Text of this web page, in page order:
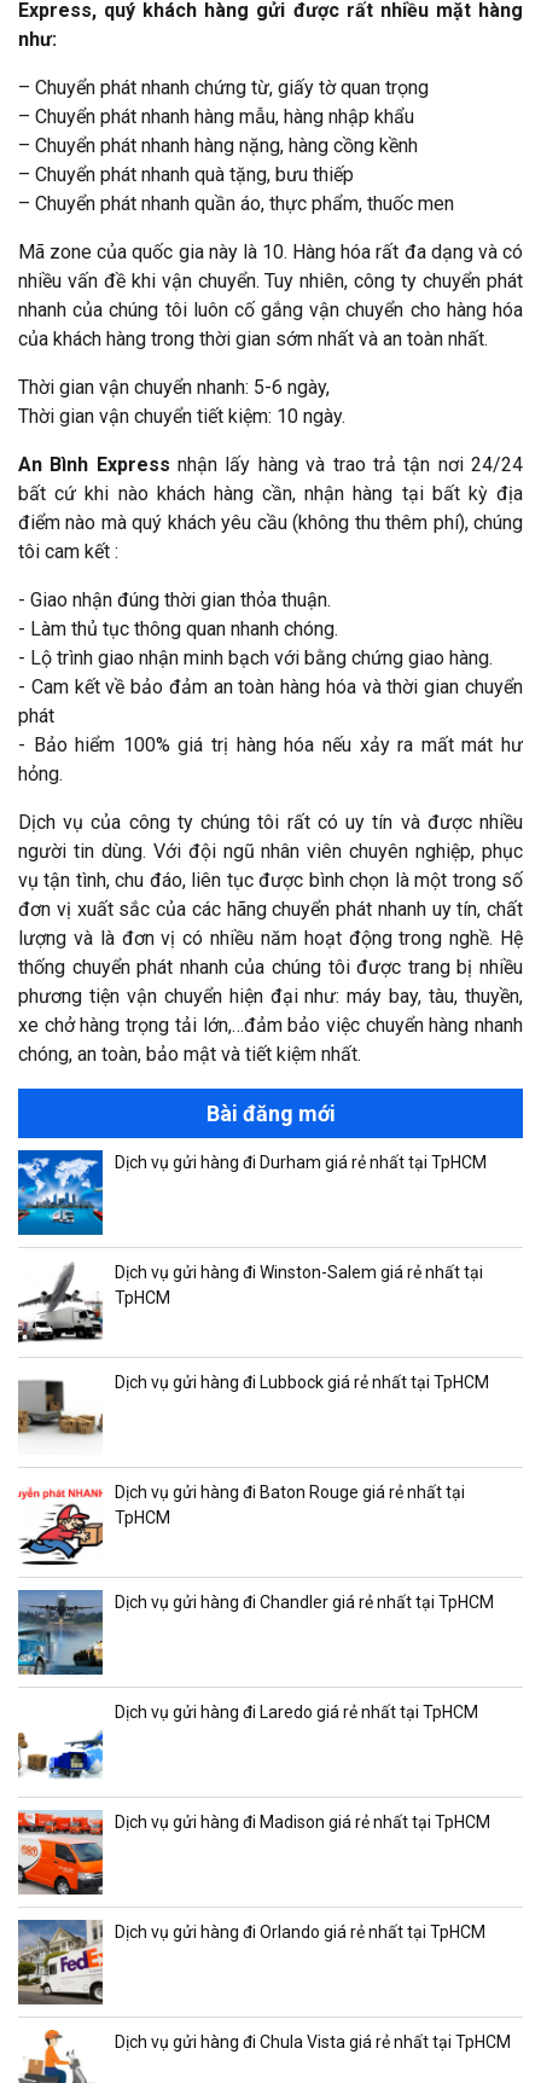
Express, quý khách hàng gửi được rất nhiều mặt hàng
như:
– Chuyển phát nhanh chứng từ, giấy tờ quan trọng
– Chuyển phát nhanh hàng mẫu, hàng nhập khẩu
– Chuyển phát nhanh hàng nặng, hàng cồng kềnh
– Chuyển phát nhanh quà tặng, bưu thiếp
– Chuyển phát nhanh quần áo, thực phẩm, thuốc men
Mã zone của quốc gia này là 10. Hàng hóa rất đa dạng và có
nhiều vấn đề khi vận chuyển. Tuy nhiên, công ty chuyển phát
nhanh của chúng tôi luôn cố gắng vận chuyển cho hàng hóa
của khách hàng trong thời gian sớm nhất và an toàn nhất.
Thời gian vận chuyển nhanh: 5-6 ngày,
Thời gian vận chuyển tiết kiệm: 10 ngày.
An Bình Express nhận lấy hàng và trao trả tận nơi 24/24
bất cứ khi nào khách hàng cần, nhận hàng tại bất kỳ địa
điểm nào mà quý khách yêu cầu (không thu thêm phí), chúng
tôi cam kết :
- Giao nhận đúng thời gian thỏa thuận.
- Làm thủ tục thông quan nhanh chóng.
- Lộ trình giao nhận minh bạch với bằng chứng giao hàng.
- Cam kết về bảo đảm an toàn hàng hóa và thời gian chuyển
phát
- Bảo hiểm 100% giá trị hàng hóa nếu xảy ra mất mát hư
hỏng.
Dịch vụ của công ty chúng tôi rất có uy tín và được nhiều
người tin dùng. Với đội ngũ nhân viên chuyên nghiệp, phục
vụ tận tình, chu đáo, liên tục được bình chọn là một trong số
đơn vị xuất sắc của các hãng chuyển phát nhanh uy tín, chất
lượng và là đơn vị có nhiều năm hoạt động trong nghề. Hệ
thống chuyển phát nhanh của chúng tôi được trang bị nhiều
phương tiện vận chuyển hiện đại như: máy bay, tàu, thuyền,
xe chở hàng trọng tải lớn,…đảm bảo việc chuyển hàng nhanh
chóng, an toàn, bảo mật và tiết kiệm nhất.
Bài đăng mới
Dịch vụ gửi hàng đi Durham giá rẻ nhất tại TpHCM
Dịch vụ gửi hàng đi Winston-Salem giá rẻ nhất tại
TpHCM
Dịch vụ gửi hàng đi Lubbock giá rẻ nhất tại TpHCM
Dịch vụ gửi hàng đi Baton Rouge giá rẻ nhất tại
TpHCM
Dịch vụ gửi hàng đi Chandler giá rẻ nhất tại TpHCM
Dịch vụ gửi hàng đi Laredo giá rẻ nhất tại TpHCM
Dịch vụ gửi hàng đi Madison giá rẻ nhất tại TpHCM
Dịch vụ gửi hàng đi Orlando giá rẻ nhất tại TpHCM
Dịch vụ gửi hàng đi Chula Vista giá rẻ nhất tại TpHCM